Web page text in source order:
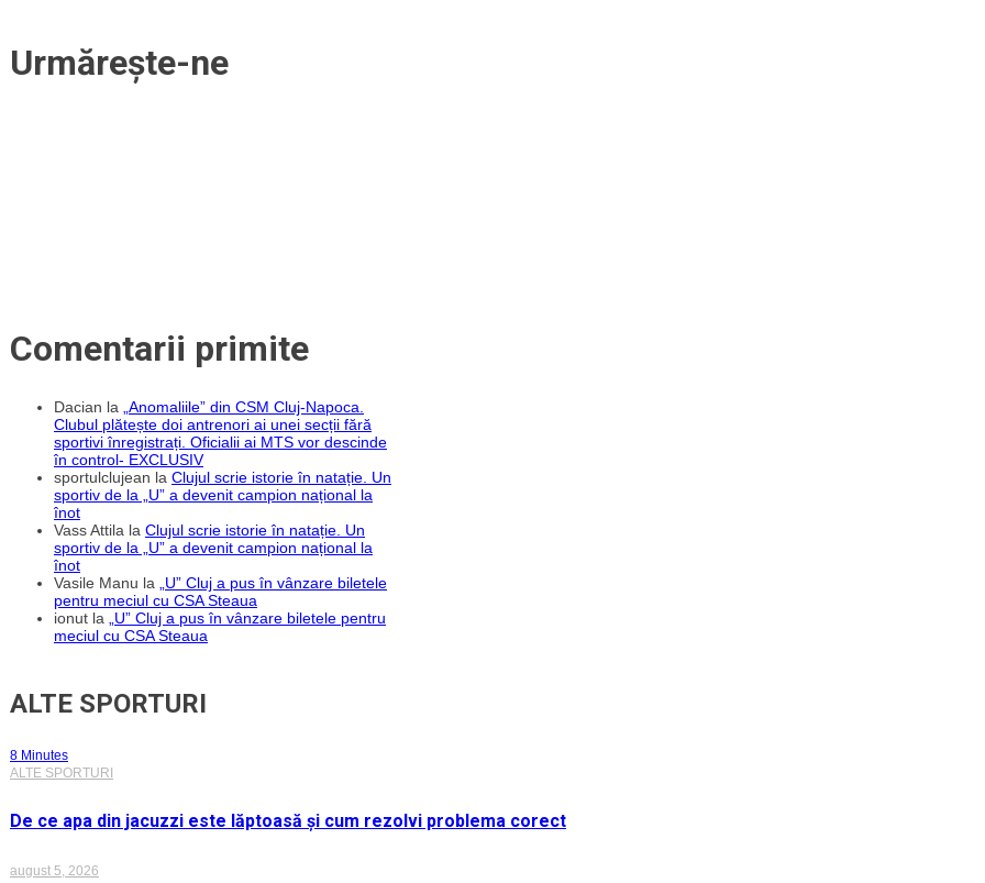
Urmărește-ne
Comentarii primite
Dacian la „Anomaliile” din CSM Cluj-Napoca.
Clubul plătește doi antrenori ai unei secții fără
sportivi înregistrați. Oficialii ai MTS vor descinde
în control- EXCLUSIV
sportulclujean la Clujul scrie istorie în natație. Un
sportiv de la „U” a devenit campion național la
înot
Vass Attila la Clujul scrie istorie în natație. Un
sportiv de la „U” a devenit campion național la
înot
Vasile Manu la „U” Cluj a pus în vânzare biletele
pentru meciul cu CSA Steaua
ionut la „U” Cluj a pus în vânzare biletele pentru
meciul cu CSA Steaua
ALTE SPORTURI
8 Minutes
ALTE SPORTURI
De ce apa din jacuzzi este lăptoasă și cum rezolvi problema corect
august 5, 2026